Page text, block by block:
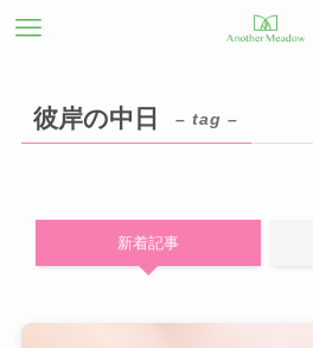
彼岸の中日 – tag –
新着記事